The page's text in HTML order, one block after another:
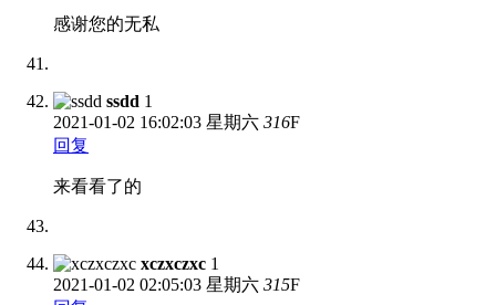
感谢您的无私
ssdd 1
2021-01-02 16:02:03 星期六 316F
回复
来看看了的
xczxczxc 1
2021-01-02 02:05:03 星期六 315F